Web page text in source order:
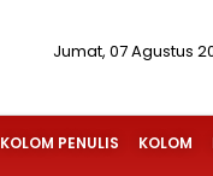
Jumat, 07 Agustus
KOLOM PENULIS KOLOM